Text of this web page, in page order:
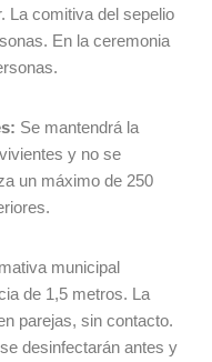
La comitiva del sepelio
En la ceremonia
Se mantendrá la
y no se
un máximo de 250
municipal
de 1,5 metros. La
parejas, sin contacto.
desinfectarán antes y